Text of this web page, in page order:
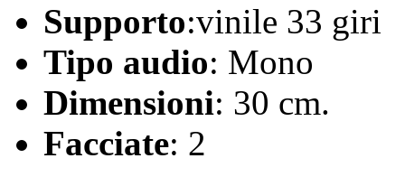
Supporto:vinile 33 giri
Tipo audio: Mono
Dimensioni: 30 cm.
Facciate: 2